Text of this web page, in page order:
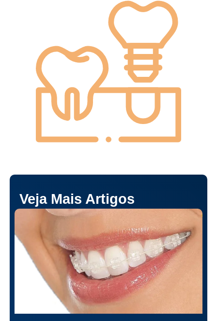
Veja Mais Artigos